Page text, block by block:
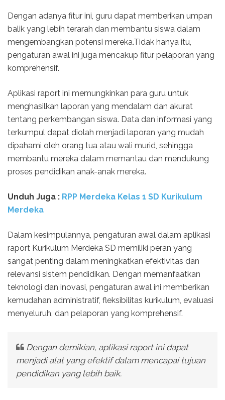
Dengan adanya fitur ini, guru dapat memberikan umpan
balik yang lebih terarah dan membantu siswa dalam
mengembangkan potensi mereka.Tidak hanya itu,
pengaturan awal ini juga mencakup fitur pelaporan yang
komprehensif.
Aplikasi raport ini memungkinkan para guru untuk
menghasilkan laporan yang mendalam dan akurat
tentang perkembangan siswa. Data dan informasi yang
terkumpul dapat diolah menjadi laporan yang mudah
dipahami oleh orang tua atau wali murid, sehingga
membantu mereka dalam memantau dan mendukung
proses pendidikan anak-anak mereka.
Unduh Juga : RPP Merdeka Kelas 1 SD Kurikulum
Merdeka
Dalam kesimpulannya, pengaturan awal dalam aplikasi
raport Kurikulum Merdeka SD memiliki peran yang
sangat penting dalam meningkatkan efektivitas dan
relevansi sistem pendidikan. Dengan memanfaatkan
teknologi dan inovasi, pengaturan awal ini memberikan
kemudahan administratif, fleksibilitas kurikulum, evaluasi
menyeluruh, dan pelaporan yang komprehensif.
Dengan demikian, aplikasi raport ini dapat
menjadi alat yang efektif dalam mencapai tujuan
pendidikan yang lebih baik.